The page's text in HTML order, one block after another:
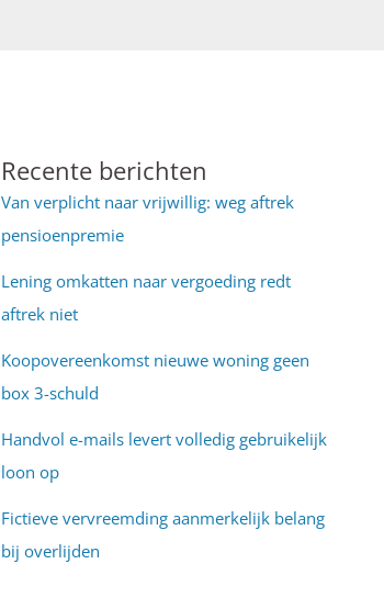
Recente berichten
Van verplicht naar vrijwillig: weg aftrek
pensioenpremie
Lening omkatten naar vergoeding redt
aftrek niet
Koopovereenkomst nieuwe woning geen
box 3-schuld
Handvol e-mails levert volledig gebruikelijk
loon op
Fictieve vervreemding aanmerkelijk belang
bij overlijden